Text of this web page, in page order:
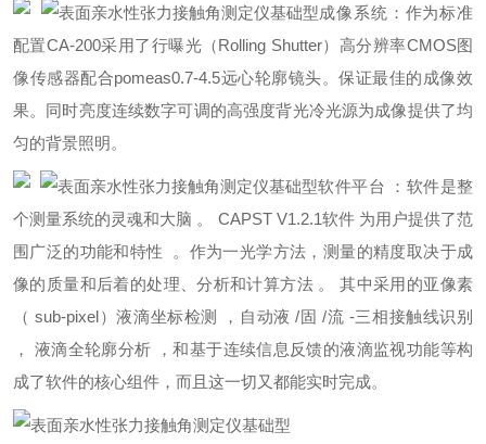
成像系统：作为标准
配置CA-200采用了行曝光（Rolling Shutter）高分辨率CMOS图
像传感器配合pomeas0.7-4.5远心轮廓镜头。保证最佳的成像效
果。同时亮度连续数字可调的高强度背光冷光源为成像提供了均
匀的背景照明。
软件平台 ：软件是整
个测量系统的灵魂和大脑 。 CAPST V1.2.1软件 为用户提供了范
围广泛的功能和特性 。作为一光学方法，测量的精度取决于成
像的质量和后着的处理、分析和计算方法 。 其中采用的亚像素
（ sub-pixel）液滴坐标检测 ，自动液 /固 /流 -三相接触线识别
， 液滴全轮廓分析 ，和基于连续信息反馈的液滴监视功能等构
成了软件的核心组件，而且这一切又都能实时完成。